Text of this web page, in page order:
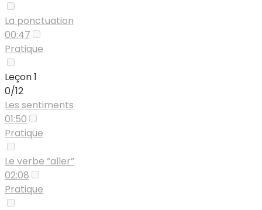
La ponctuation
00:47
Pratique
Leçon 1
0/12
Les sentiments
01:50
Pratique
Le verbe “aller”
02:08
Pratique